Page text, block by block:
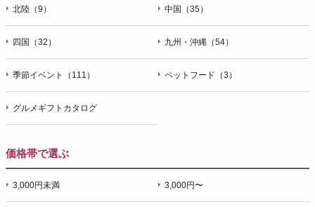
北陸（9） 中国（35）
四国（32） 九州・沖縄（54）
季節イベント（111） ペットフード（3）
グルメギフトカタログ
価格帯で選ぶ
3,000円未満 3,000円〜